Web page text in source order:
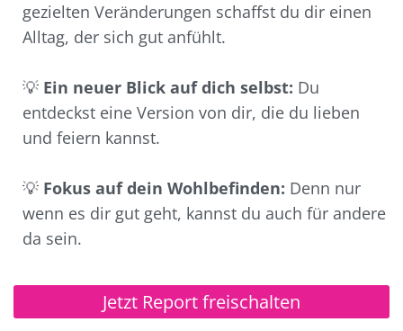
gezielten Veränderungen schaffst du dir einen
Alltag, der sich gut anfühlt.
💡 Ein neuer Blick auf dich selbst: Du
entdeckst eine Version von dir, die du lieben
und feiern kannst.
💡 Fokus auf dein Wohlbefinden: Denn nur
wenn es dir gut geht, kannst du auch für andere
da sein.
Jetzt Report freischalten